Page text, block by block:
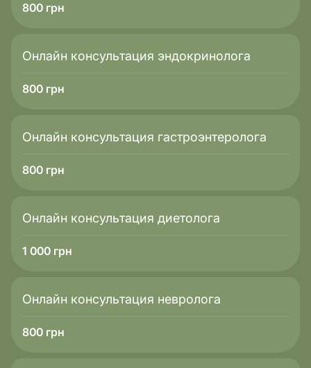
800 грн
Онлайн консультация эндокринолога
800 грн
Онлайн консультация гастроэнтеролога
800 грн
Онлайн консультация диетолога
1 000 грн
Онлайн консультация невролога
800 грн